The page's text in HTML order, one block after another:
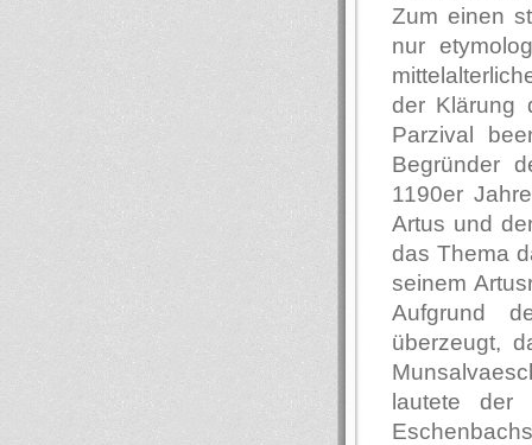
Zum einen
nur
der Klärung
Parzival
Begründer
1190er
Artus und
das Thema
seinem
Aufgrund
überzeugt,
lautete der